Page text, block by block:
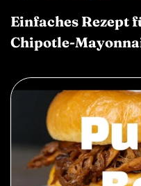
Einfaches Rezept
Chipotle-